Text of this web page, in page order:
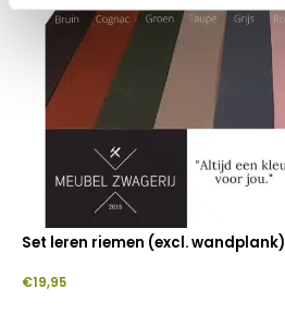
Set leren riemen (excl. wandplank)
€19,95